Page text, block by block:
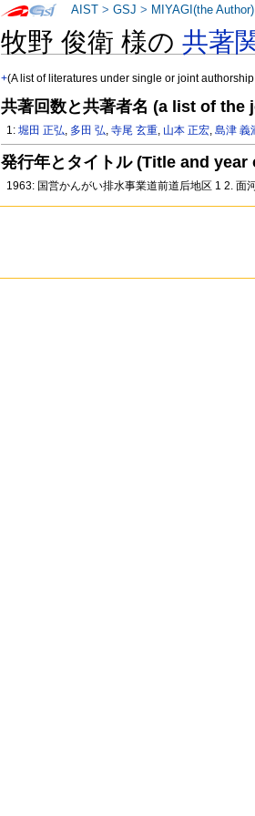
牧野 俊衛 様の共著
+(A list of literatures under single or joint
共著回数と共著者名 (a list of the
1:堀田 正弘, 多田 弘,寺尾 玄重, 山本 正宏,島津 義
発行年とタイトル (Title and
1963: 国営かんがい排水事業道前道后地区 1 2. 面
AIST >GSJ > MIYAGI(the Author)